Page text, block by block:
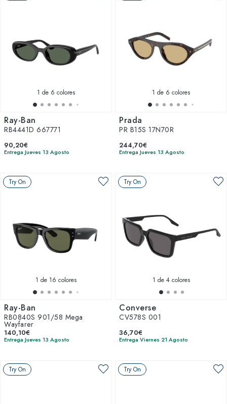
1 de 6 colores
Ray-Ban
RB4441D 667771
90,20€
Entrega Jueves 13 Agosto
1 de 6 colores
Prada
PR B15S 17N70R
244,70€
Entrega Jueves 13 Agosto
Try On
1 de 16 colores
Ray-Ban
RB0840S 901/58 Mega
Wayfarer
140,10€
Entrega Jueves 13 Agosto
Try On
1 de 4 colores
Converse
CV578S 001
36,70€
Entrega Viernes 21 Agosto
Try On Try On